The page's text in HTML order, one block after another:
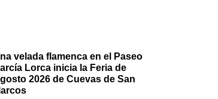
velada flamenca en el Paseo
Lorca inicia la Feria de
2026 de Cuevas de San